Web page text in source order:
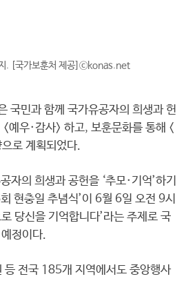
. [국가보훈처 제공]ⓒkonas.net
국민과 함께 국가유공자의 희생과 헌
예우·감사> 하고, 보훈문화를 통해 <
로 계획되었다.
자의 희생과 공헌을 ‘추모·기억’하기
현충일 추념식’이 6월 6일 오전 9시
당신을 기억합니다’라는 주제로 국
정이다.
등 전국 185개 지역에서도 중앙행사